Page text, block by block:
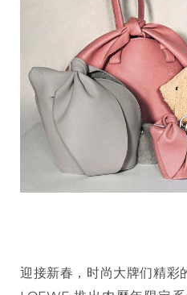
迎接新春，时尚大牌们精彩